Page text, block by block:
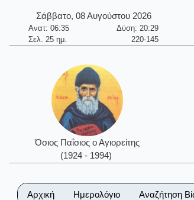
Σάββατο, 08 Αυγούστου 2026
Ανατ: 06:35
Δύση: 20:29
Σελ. 25 ημ.
220-145
Όσιος Παΐσιος ο Αγιορείτης
(1924 - 1994)
Αρχική Ημερολόγιο Αναζήτηση